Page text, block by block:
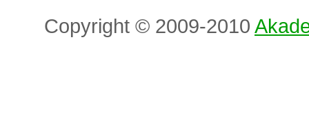
Copyright © 2009-2010